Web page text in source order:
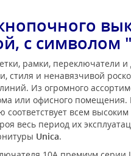
с символом
рамки, переключатели
стиля и ненавязчивой
Из огромного
или офисного помещения.
всем
весь период их
Unica.